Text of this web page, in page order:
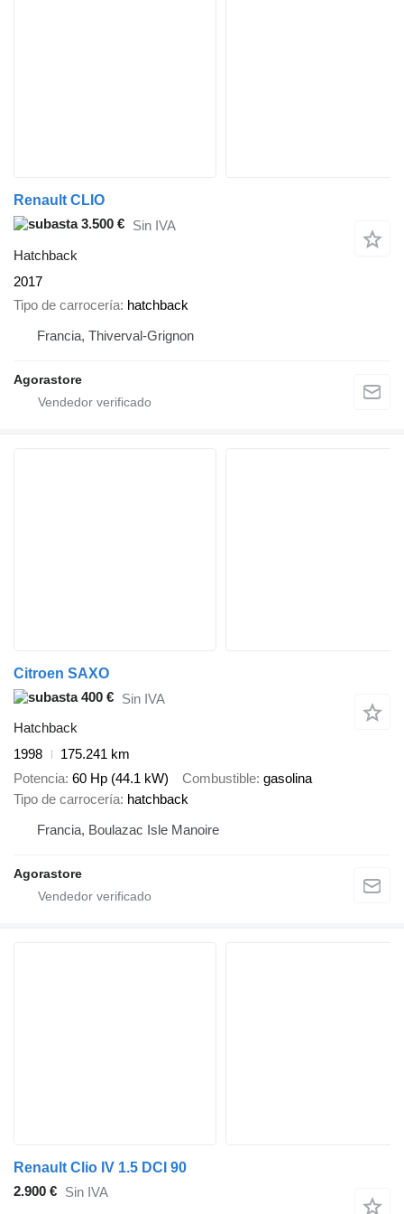
Renault CLIO
3.500 € Sin IVA
Hatchback
2017
Tipo de carrocería hatchback
Francia, Thiverval-Grignon
Agorastore
Citroen SAXO
400 € Sin IVA
Hatchback
1998
175.241 km
Potencia 60 Hp (44.1 kW) Combustible gasolina
Tipo de carrocería hatchback
Francia, Boulazac Isle Manoire
Agorastore
Renault Clio IV 1.5 DCI 90
2.900 € Sin IVA